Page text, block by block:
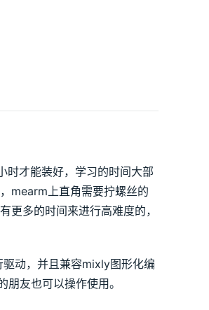
时才能装好，学习的时间大部
mearm上直角需要拧螺丝的
多的时间来进行高难度的，
动，并且兼容mixly图形化编
友也可以操作使用。